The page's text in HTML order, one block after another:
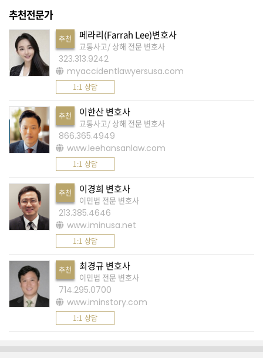
바
랍
니
다
A
S
K
국
에
서
새
운
전
문
가
찾
추천전문가
추천 페라리(Farrah Lee)변호사
교통사고/ 상해 전문 변호사
323.313.9242
myaccidentlawyersusa.com
1:1 상담
추천 이한산 변호사
교통사고/ 상해 전문 변호사
866.365.4949
www.leehansanlaw.com
1:1 상담
추천 이경희 변호사
이민법 전문 변호사
213.385.4646
www.iminusa.net
1:1 상담
추천 최경규 변호사
이민법 전문 변호사
714.295.0700
www.iminstory.com
1:1 상담